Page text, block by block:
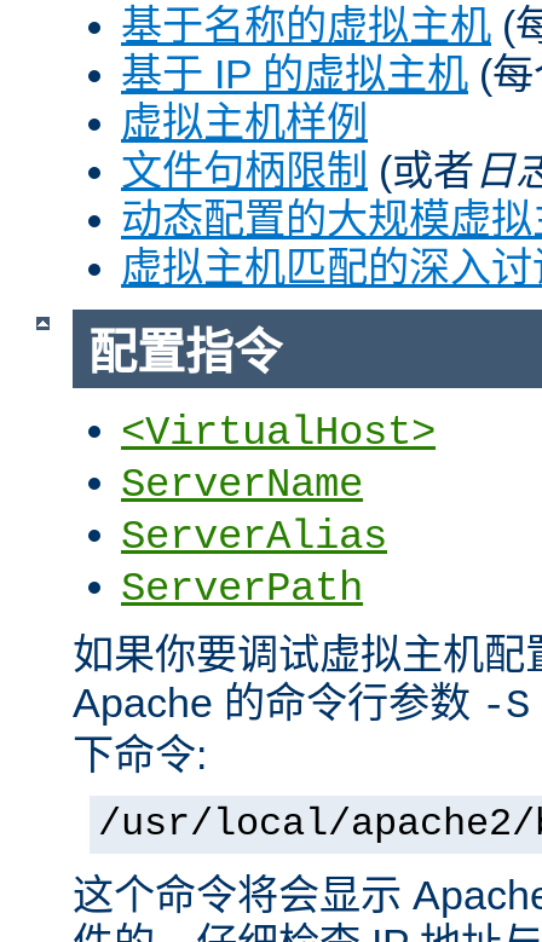
基于名称的虚拟主机 (
基于 IP 的虚拟主机 (
虚拟主机样例
文件句柄限制 (或者日
动态配置的大规模虚
虚拟主机匹配的深入讨
配置指令
<VirtualHost>
ServerName
ServerAlias
ServerPath
如果你要调试虚拟主机配
Apache 的命令行参数 -S
下命令:
/usr/local/
这个命令将会显示